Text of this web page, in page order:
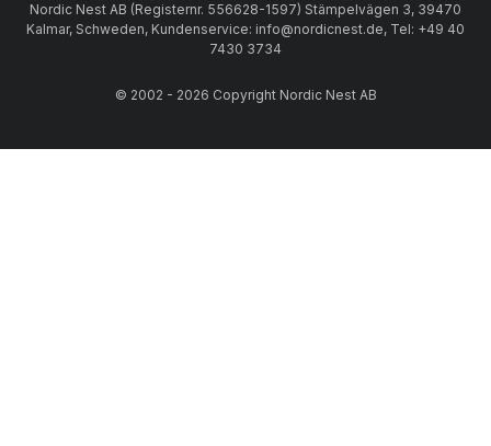
Nordic Nest AB (Registernr. 556628-1597) Stämpelvägen 3, 39470
Kalmar, Schweden, Kundenservice: info@nordicnest.de, Tel: +49 40
7430 3734
© 2002 - 2026 Copyright Nordic Nest AB